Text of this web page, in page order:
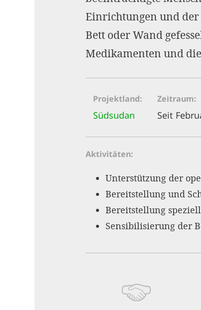
Einrichtungen und
Bett oder Wand
Medikamenten und
Projektland
Südsudan
Zeitraum
Seit
Aktivitäten
Unterstützung der
Bereitstellung und
Bereitstellung
Sensibilisierung der